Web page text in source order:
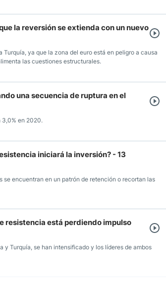
la reversión se extienda con un nuevo
ya que la zona del euro está en peligro a causa
las cuestiones estructurales.
una secuencia de ruptura en el
3,0% en 2020.
iniciará la inversión? - 13
encuentran en un patrón de retención o recortan las
resistencia está perdiendo impulso
y Turquía, se han intensificado y los líderes de ambos